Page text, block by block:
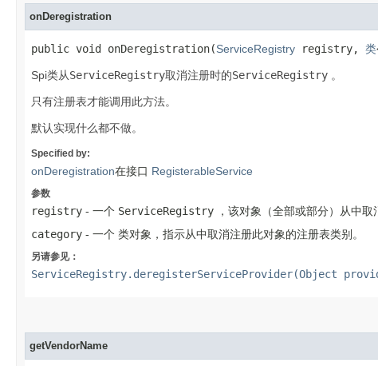
onDeregistration
public void onDeregistration​(ServiceRegistry registry, 类
Spi类从ServiceRegistry取消注册时的ServiceRegistry 。
只有注册表才能调用此方法。
默认实现什么都不做。
Specified by:
onDeregistration在接口 RegisterableService
参数
registry - 一个 ServiceRegistry ，该对象（全部或部分）从中取
category - 一个 类对象，指示从中取消注册此对象的注册表类别。
另请参见：
ServiceRegistry.deregisterServiceProvider(Object
getVendorName